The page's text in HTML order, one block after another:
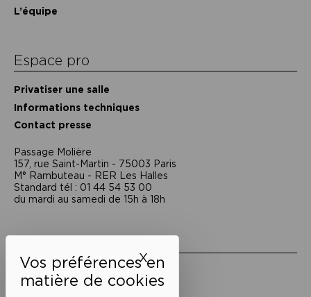
XMasquer le bandeau des
L’équipe
Espace pro
Privatiser une salle
Informations techniques
Contact presse
Passage Moliėre
157, rue Saint-Martin - 75003 Paris
M° Rambuteau - RER Les Halles
Standard tél : 01 44 54 53 00
du mardi au samedi de 15h à 18h
Mentions légales
Politique de confidentialité